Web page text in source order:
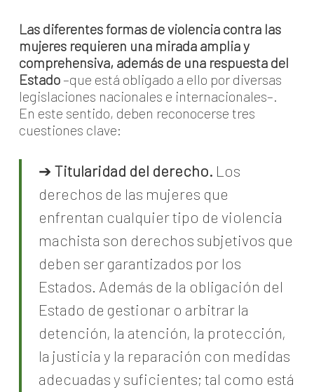
Las diferentes formas de violencia contra las
mujeres requieren una mirada amplia y
comprehensiva, además de una respuesta del
Estado–que está obligado a ello por diversas
legislaciones nacionales e internacionales–.
En este sentido, deben reconocerse tres
cuestiones clave:
➔ Titularidad del derecho. Los
derechos de las mujeres que
enfrentan cualquier tipo de violencia
machista son derechos subjetivos que
deben ser garantizados por los
Estados. Además de la obligación del
Estado de gestionar o arbitrar la
detención, la atención, la protección,
la justicia y la reparación con medidas
adecuadas y suficientes; tal como está